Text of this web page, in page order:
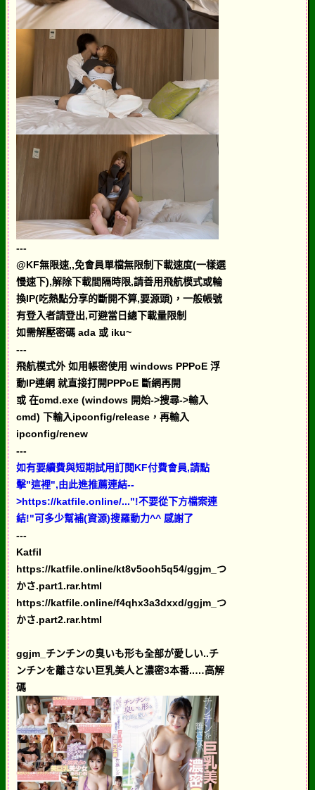
---
@KF無限速,,免會員單檔無限制下載速度(一樣選
慢速下),解除下載間隔時限,請善用飛航模式或輪
換IP(吃熱點分享的斷開不算,要源頭)，一般帳號
有登入者請登出,可避當日總下載量限制
如需解壓密碼 ada 或 iku~
---
飛航模式外 如用帳密使用 windows PPPoE 浮
動IP連網 就直接打開PPPoE 斷網再開
或 在cmd.exe (windows 開始->搜尋->輸入
cmd) 下輸入ipconfig/release，再輸入
ipconfig/renew
---
如有要續費與短期試用訂閱KF付費會員,請點
擊"這裡",由此進推薦連結--
>https://katfile.online/..."!不要從下方檔案連
結!"可多少幫補(資源)搜羅動力^^ 感謝了
---
Katfil
https://katfile.online/kt8v5ooh5q54/ggjm_つ
かさ.part1.rar.html
https://katfile.online/f4qhx3a3dxxd/ggjm_つ
かさ.part2.rar.html
ggjm_チンチンの臭いも形も全部が愛しい..チ
ンチンを離さない巨乳美人と濃密3本番..…高解
碼